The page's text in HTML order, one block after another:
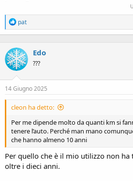
R
e
a
t
i
o
n
:
pat
Edo
???
14 Giugno 2025
cleon ha detto:
Per me dipende molto da quanti km si
tenere l’auto. Perché man mano
che hanno almeno 10 anni
Per quello che è il mio utilizzo non ha
oltre i dieci anni.